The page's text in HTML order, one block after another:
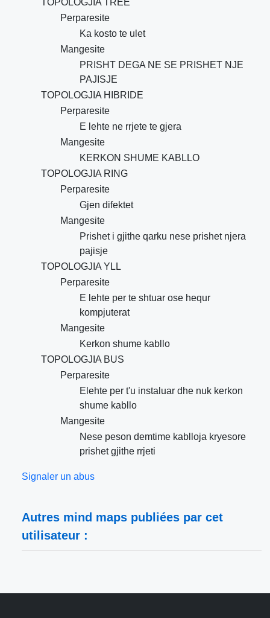
TOPOLOGJIA TREE
Perparesite
Ka kosto te ulet
Mangesite
PRISHT DEGA NE SE PRISHET NJE
PAJISJE
TOPOLOGJIA HIBRIDE
Perparesite
E lehte ne rrjete te gjera
Mangesite
KERKON SHUME KABLLO
TOPOLOGJIA RING
Perparesite
Gjen difektet
Mangesite
Prishet i gjithe qarku nese prishet njera
pajisje
TOPOLOGJIA YLL
Perparesite
E lehte per te shtuar ose hequr
kompjuterat
Mangesite
Kerkon shume kabllo
TOPOLOGJIA BUS
Perparesite
Elehte per t'u instaluar dhe nuk kerkon
shume kabllo
Mangesite
Nese peson demtime kablloja kryesore
prishet gjithe rrjeti
Signaler un abus
Autres mind maps publiées par cet
utilisateur :